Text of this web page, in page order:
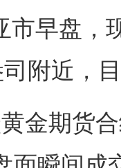
市早盘，
附近，
金期货